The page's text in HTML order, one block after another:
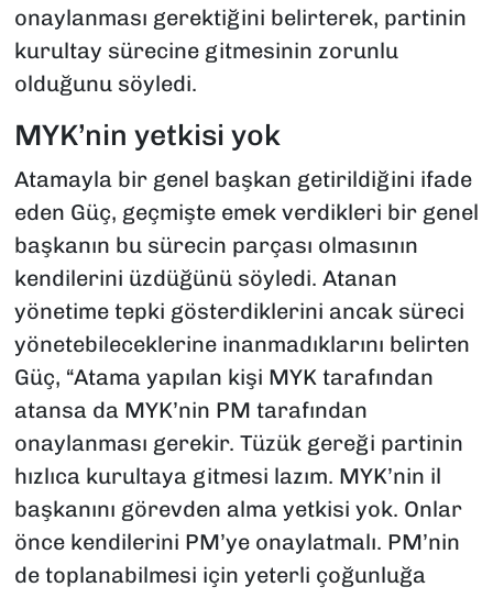
onaylanması gerektiğini belirterek, partinin
kurultay sürecine gitmesinin zorunlu
olduğunu söyledi.
MYK’nin yetkisi yok
Atamayla bir genel başkan getirildiğini ifade
eden Güç, geçmişte emek verdikleri bir genel
başkanın bu sürecin parçası olmasının
kendilerini üzdüğünü söyledi. Atanan
yönetime tepki gösterdiklerini ancak süreci
yönetebileceklerine inanmadıklarını belirten
Güç, “Atama yapılan kişi MYK tarafından
atansa da MYK’nin PM tarafından
onaylanması gerekir. Tüzük gereği partinin
hızlıca kurultaya gitmesi lazım. MYK’nin il
başkanını görevden alma yetkisi yok. Onlar
önce kendilerini PM’ye onaylatmalı. PM’nin
de toplanabilmesi için yeterli çoğunluğa